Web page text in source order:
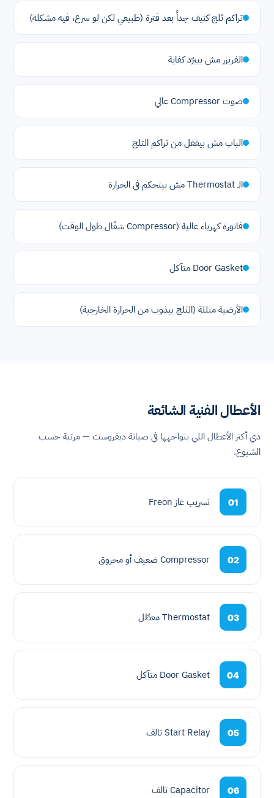
تراكم ثلج كثيف جداً بعد فترة (طبيعي لكن لو سرع، فيه مشكلة)
الفريزر مش بيبرّد كفاية
صوت Compressor عالي
الباب مش بيقفل من تراكم الثلج
الـ Thermostat مش بيتحكم في الحرارة
فاتورة كهرباء عالية (Compressor شغّال طول الوقت)
Door Gasket متآكل
الأرضية مبللة (الثلج بيذوب من الحرارة الخارجية)
الأعطال الفنية الشائعة
دي أكتر الأعطال اللي بنواجهها في صيانة ديفروست — مرتبة حسب
الشيوع.
01 تسريب غاز Freon
02 Compressor ضعيف أو محروق
03 Thermostat معطّل
04 Door Gasket متآكل
05 Start Relay تالف
06 Capacitor تالف